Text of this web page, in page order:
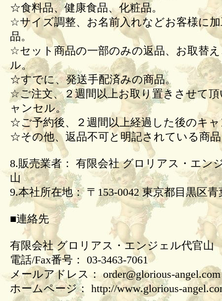
☆食料品、健康食品、化粧品。
☆サイズ調整、お名前入れなどお客様に
品。
☆セット商品の一部のみの返品、お取替
ル。
☆すでに、発送手配済みの商品。
☆ご注文、２週間以上お取り置きさせて
ャンセル。
☆ご予約後、２週間以上経過した後のキ
☆その他、返品不可と明記されている商
8.販売業者： 有限会社 グロリアス・エン
山
9.本社所在地： 〒153-0042 東京都目黒区青
■連絡先
有限会社 グロリアス・エンジェル代官山
電話/Fax番号： 03-3463-7061
メールアドレス： order@glorious-angel.com
ホームページ： http://www.glorious-